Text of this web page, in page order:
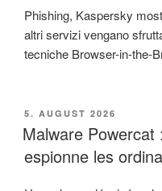
Phishing, Kaspersky
altri servizi vengano
tecniche Browser-in-the-
VERÖFFENTLICHT
AM
5. AUGUST 2026
Malware
espionne les